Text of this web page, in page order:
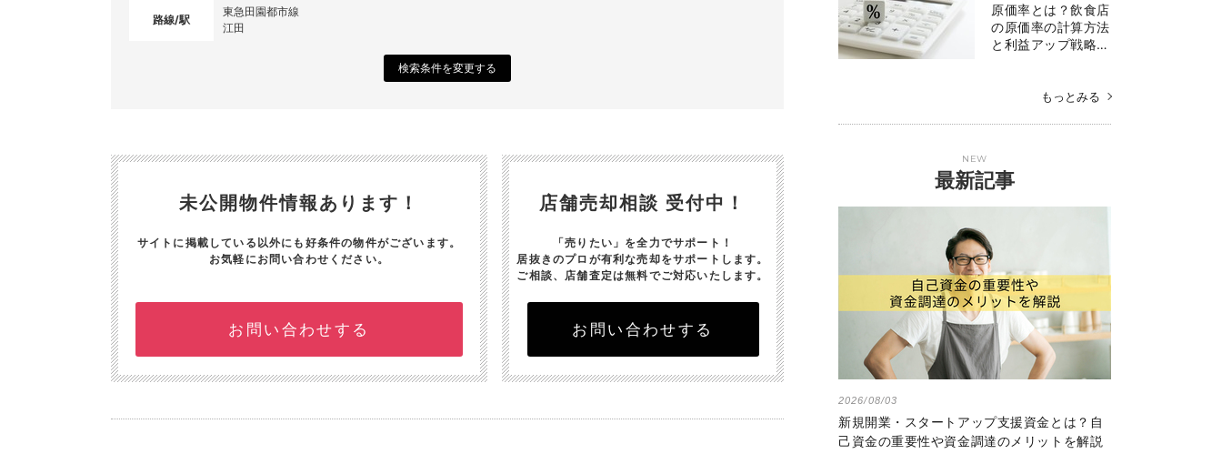
路線/駅
東急田園都市線
江田
検索条件を変更する
未公開物件情報あります！
サイトに掲載している以外にも好条件の物件がございます。
お気軽にお問い合わせください。
お問い合わせする
店舗売却相談 受付中！
「売りたい」を全力でサポート！
居抜きのプロが有利な売却をサポートします。
ご相談、店舗査定は無料でご対応いたします。
お問い合わせする
原価率とは？飲食店
の原価率の計算方法
と利益アップ戦略…
もっとみる
NEW
最新記事
2026/08/03
新規開業・スタートアップ支援資金とは？自
己資金の重要性や資金調達のメリットを解説